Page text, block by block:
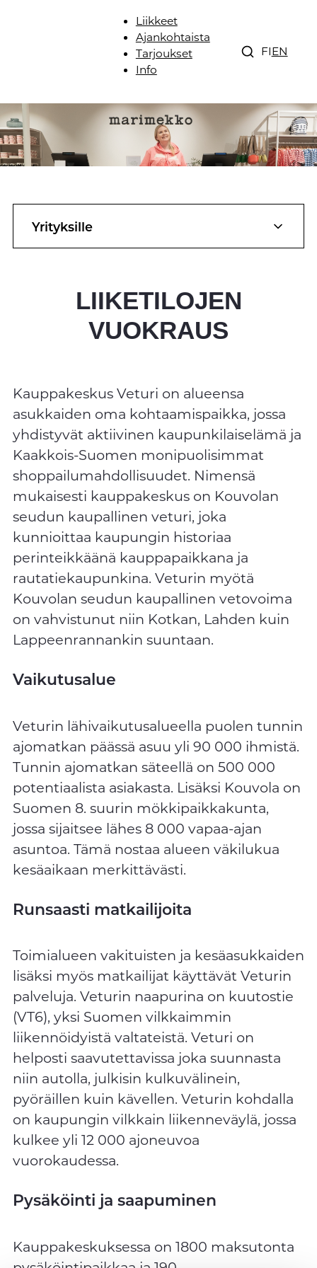
Liikkeet
Ajankohtaista
Tarjoukset
Info
FIEN
Yrityksille
LIIKETILOJEN
VUOKRAUS
Kauppakeskus Veturi on alueensa
asukkaiden oma kohtaamispaikka, jossa
yhdistyvät aktiivinen kaupunkilaiselämä ja
Kaakkois-Suomen monipuolisimmat
shoppailumahdollisuudet. Nimensä
mukaisesti kauppakeskus on Kouvolan
seudun kaupallinen veturi, joka
kunnioittaa kaupungin historiaa
perinteikkäänä kauppapaikkana ja
rautatiekaupunkina. Veturin myötä
Kouvolan seudun kaupallinen vetovoima
on vahvistunut niin Kotkan, Lahden kuin
Lappeenrannankin suuntaan.
Vaikutusalue
Veturin lähivaikutusalueella puolen tunnin
ajomatkan päässä asuu yli 90 000 ihmistä.
Tunnin ajomatkan säteellä on 500 000
potentiaalista asiakasta. Lisäksi Kouvola on
Suomen 8. suurin mökkipaikkakunta,
jossa sijaitsee lähes 8 000 vapaa-ajan
asuntoa. Tämä nostaa alueen väkilukua
kesäaikaan merkittävästi.
Runsaasti matkailijoita
Toimialueen vakituisten ja kesäasukkaiden
lisäksi myös matkailijat käyttävät Veturin
palveluja. Veturin naapurina on kuutostie
(VT6), yksi Suomen vilkkaimmin
liikennöidyistä valtateistä. Veturi on
helposti saavutettavissa joka suunnasta
niin autolla, julkisin kulkuvälinein,
pyöräillen kuin kävellen. Veturin kohdalla
on kaupungin vilkkain liikenneväylä, jossa
kulkee yli 12 000 ajoneuvoa
vuorokaudessa.
Pysäköinti ja saapuminen
Kauppakeskuksessa on 1800 maksutonta